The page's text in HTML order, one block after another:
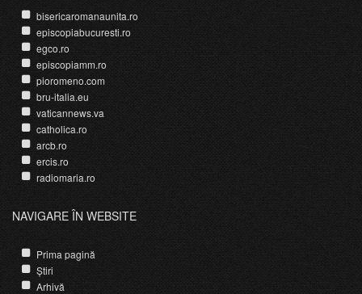
bisericaromanaunita.ro
episcopiabucuresti.ro
egco.ro
episcopiamm.ro
pioromeno.com
bru-italia.eu
vaticannews.va
catholica.ro
arcb.ro
ercis.ro
radiomaria.ro
NAVIGARE ÎN WEBSITE
Prima pagină
Știri
Arhivă